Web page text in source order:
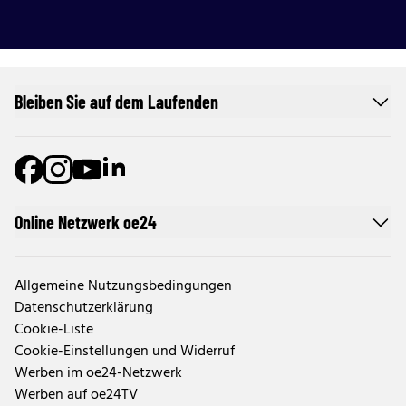
Online Netzwerk oe24
Allgemeine Nutzungsbedingungen
Datenschutzerklärung
Cookie-Liste
Cookie-Einstellungen und Widerruf
Werben im oe24-Netzwerk
Werben auf oe24TV
Bleiben Sie auf dem Laufenden